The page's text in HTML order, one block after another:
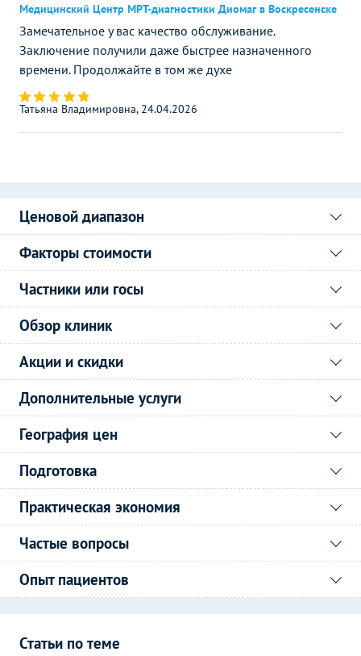
Медицинский Центр МРТ-диагностики Диомаг в Воскресенске
Замечательное у вас качество обслуживание.
Заключение получили даже быстрее назначенного
времени. Продолжайте в том же духе
Татьяна Владимировна, 24.04.2026
Ценовой диапазон
Факторы стоимости
Частники или госы
Обзор клиник
Акции и скидки
Дополнительные услуги
География цен
Подготовка
Практическая экономия
Частые вопросы
Опыт пациентов
Статьи по теме